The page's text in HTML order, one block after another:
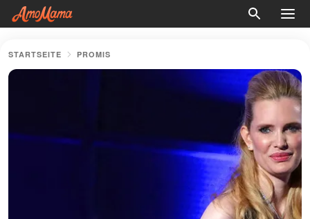
STARTSEITE PROMIS